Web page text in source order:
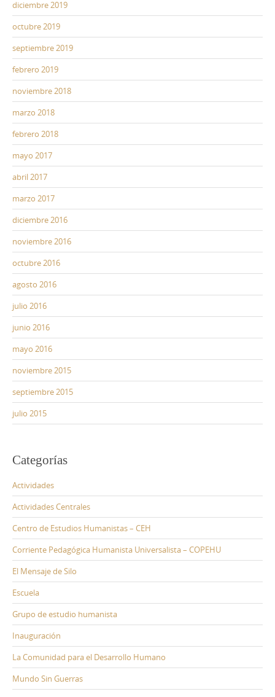
diciembre 2019
octubre 2019
septiembre 2019
febrero 2019
noviembre 2018
marzo 2018
febrero 2018
mayo 2017
abril 2017
marzo 2017
diciembre 2016
noviembre 2016
octubre 2016
agosto 2016
julio 2016
junio 2016
mayo 2016
noviembre 2015
septiembre 2015
julio 2015
Categorías
Actividades
Actividades Centrales
Centro de Estudios Humanistas – CEH
Corriente Pedagógica Humanista Universalista – COPEHU
El Mensaje de Silo
Escuela
Grupo de estudio humanista
Inauguración
La Comunidad para el Desarrollo Humano
Mundo Sin Guerras